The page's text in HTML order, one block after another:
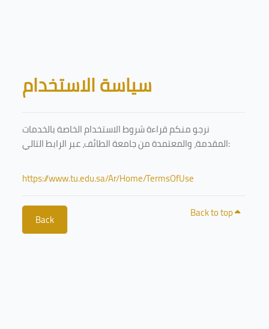
Blocks
سياسة الاستخدام
نرجو منكم قراءة شروط الاستخدام الخاصة بالخدمات
المقدمة، والمعتمدة من جامعة الطائف، عبر الرابط التالي:
https://www.tu.edu.sa/Ar/Home/TermsOfUse
Back Back to top